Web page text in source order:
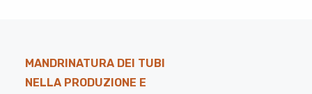
MANDRINATURA DEI TUBI
NELLA PRODUZIONE E